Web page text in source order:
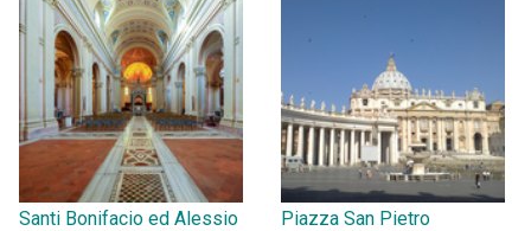
Santi Bonifacio ed Alessio Piazza San Pietro